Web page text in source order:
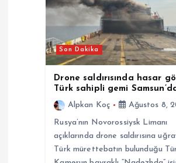
Son Dakika
Drone saldırısında hasar
Türk sahipli gemi
Alpkan Koç
Ağustos 8,
Rusya’nın Novorossiysk Limanı
açıklarında drone saldırısına
Türk mürettebatın bulunduğu